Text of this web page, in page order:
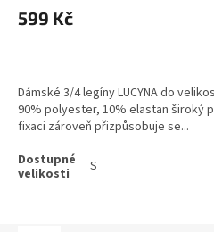
599 Kč
Dámské 3/4 legíny LUCYNA do
90% polyester, 10% elastan široký
fixaci zároveň přizpůsobuje se...
S